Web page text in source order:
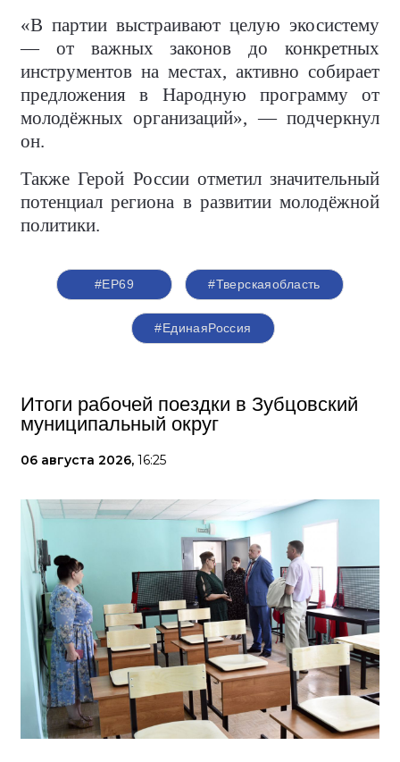
«В партии выстраивают целую экосистему
— от важных законов до конкретных
инструментов на местах, активно собирает
предложения в Народную программу от
молодёжных организаций», — подчеркнул
он.
Также Герой России отметил значительный
потенциал региона в развитии молодёжной
политики.
#ЕР69 #Тверскаяобласть
#‎ЕдинаяРоссия
Итоги рабочей поездки в Зубцовский
муниципальный округ
06 августа 2026, 16:25